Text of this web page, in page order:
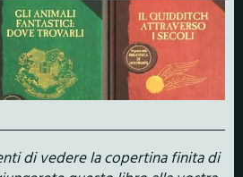
di vedere la copertina finita di